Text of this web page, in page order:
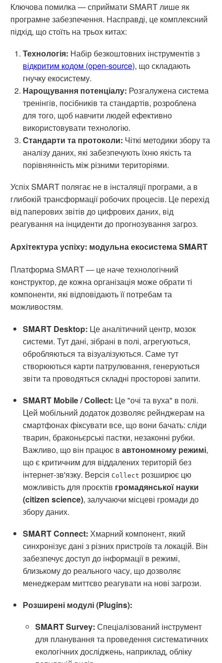
Ключова помилка — сприймати SMART лише як
програмне забезпечення. Насправді, це комплексний
підхід, що стоїть на трьох китах:
Технологія: Набір безкоштовних інструментів з
відкритим кодом (open-source), що складають
гнучку екосистему.
Нарощування потенціалу: Розгалужена система
тренінгів, посібників та стандартів, розроблена
для того, щоб навчити людей ефективно
використовувати технологію.
Стандарти та протоколи: Чіткі методики збору та
аналізу даних, які забезпечують їхню якість та
порівнянність між різними територіями.
Успіх SMART полягає не в інсталяції програми, а в
глибокій трансформації робочих процесів. Це перехід
від паперових звітів до цифрових даних, від
реагування на інциденти до прогнозування загроз.
Архітектура успіху: модульна екосистема SMART
Платформа SMART — це наче технологічний
конструктор, де кожна організація може обрати ті
компоненти, які відповідають її потребам та
можливостям.
SMART Desktop: Це аналітичний центр, мозок
системи. Тут дані, зібрані в полі, агрегуються,
обробляються та візуалізуються. Саме тут
створюються карти патрулювання, генеруються
звіти та проводяться складні просторові запити.
SMART Mobile / Collect: Це "очі та вуха" в полі.
Цей мобільний додаток дозволяє рейнджерам на
смартфонах фіксувати все, що вони бачать: сліди
тварин, браконьєрські пастки, незаконні рубки.
Важливо, що він працює вавтономному режимі,
що є критичним для віддалених територій без
інтернет-зв'язку. Версія Collect розширює цю
можливість для проєктів громадянської науки
(citizen science), залучаючи місцеві громади до
збору даних.
SMART Connect: Хмарний компонент, який
синхронізує дані з різних пристроїв та локацій. Він
забезпечує доступ до інформації в режимі,
близькому до реального часу, що дозволяє
менеджерам миттєво реагувати на нові загрози.
Розширені модулі (Plugins):
SMART Survey: Спеціалізований інструмент
для планування та проведення систематичних
екологічних досліджень, наприклад, обліку